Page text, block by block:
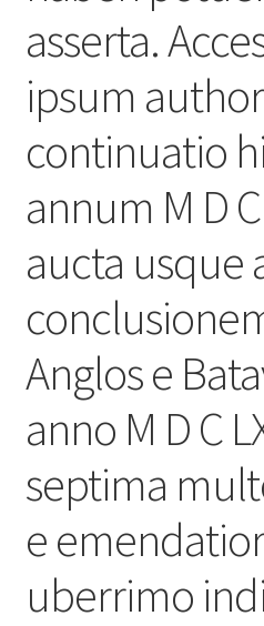
asserta.
ipsum
continuatio
annum M D
aucta usque
Anglos e
anno M D C
septima
e
uberrimo